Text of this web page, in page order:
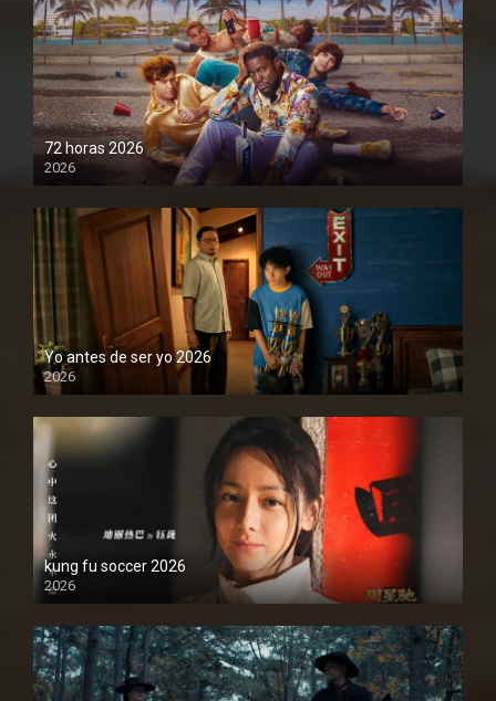
72 horas 2026
2026
1080P
Yo antes de ser yo 2026
2026
1080P
kung fu soccer 2026
2026
1080P